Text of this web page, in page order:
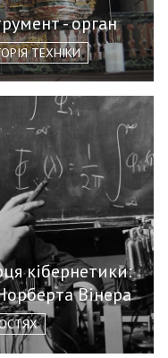
- орган
ТЕХНІКИ
кібернетики:
Вінера